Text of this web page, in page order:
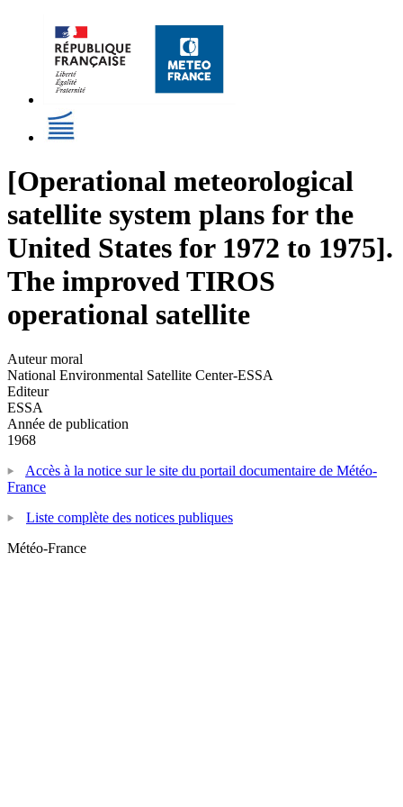
[Operational meteorological
satellite system plans for the
United States for 1972 to 1975].
The improved TIROS
operational satellite
Auteur moral
National Environmental Satellite Center-ESSA
Editeur
ESSA
Année de publication
1968
Accès à la notice sur le site du portail documentaire de Météo-
France
Liste complète des notices publiques
Météo-France